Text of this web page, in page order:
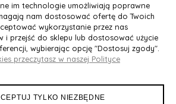
MOJE KONTO
O NAS
im technologie umożliwiają poprawne
nam dostosować ofertę do Twoich
wykorzystanie przez nas
i przejść do sklepu lub dostosować użycie
wybierając opcję "Dostosuj zgody".
przeczytasz w naszej Polityce
TYLKO NIEZBĘDNE